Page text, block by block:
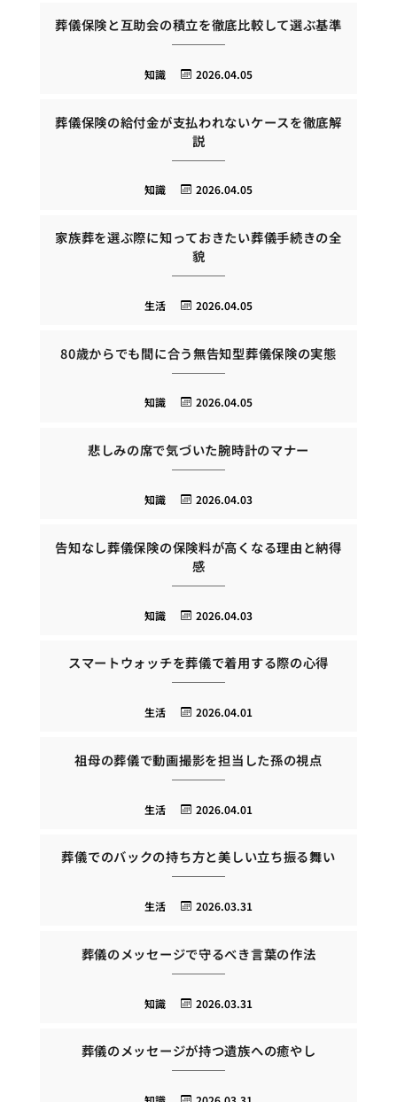
葬儀保険と互助会の積立を徹底比較して選ぶ基準
2026.04.05
知識
葬儀保険の給付金が支払われないケースを徹底解
説
2026.04.05
知識
家族葬を選ぶ際に知っておきたい葬儀手続きの全
貌
2026.04.05
生活
80歳からでも間に合う無告知型葬儀保険の実態
2026.04.05
知識
悲しみの席で気づいた腕時計のマナー
2026.04.03
知識
告知なし葬儀保険の保険料が高くなる理由と納得
感
2026.04.03
知識
スマートウォッチを葬儀で着用する際の心得
2026.04.01
生活
祖母の葬儀で動画撮影を担当した孫の視点
2026.04.01
生活
葬儀でのバックの持ち方と美しい立ち振る舞い
2026.03.31
生活
葬儀のメッセージで守るべき言葉の作法
2026.03.31
知識
葬儀のメッセージが持つ遺族への癒やし